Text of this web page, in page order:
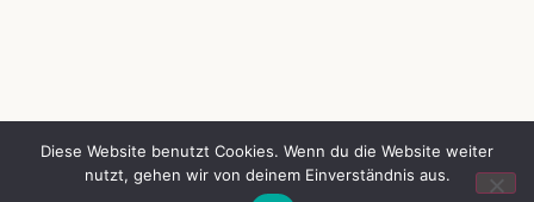
Diese Website benutzt Cookies. Wenn du die Website weiter
nutzt, gehen wir von deinem Einverständnis aus.